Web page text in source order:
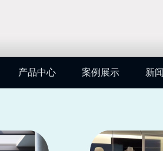
产品中心 案例展示 新